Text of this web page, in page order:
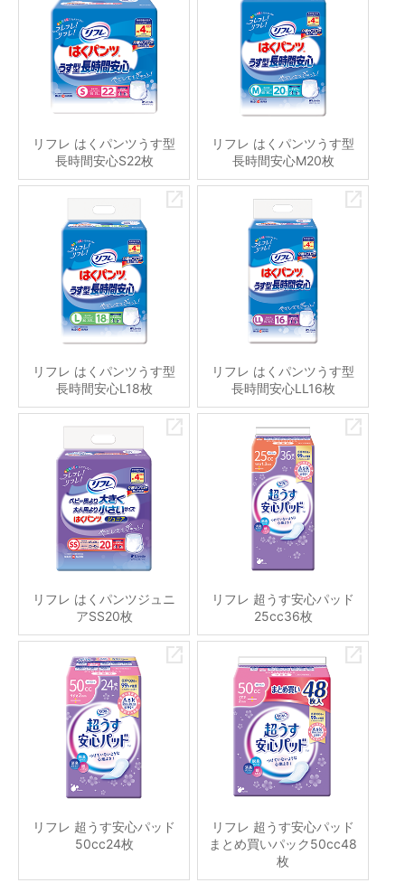
リフレ はくパンツうす型
長時間安心S22枚
リフレ はくパンツうす型
長時間安心M20枚
リフレ はくパンツうす型
長時間安心L18枚
リフレ はくパンツうす型
長時間安心LL16枚
リフレ はくパンツジュニ
アSS20枚
リフレ 超うす安心パッド
25cc36枚
リフレ 超うす安心パッド
50cc24枚
リフレ 超うす安心パッド
まとめ買いパック50cc48
枚